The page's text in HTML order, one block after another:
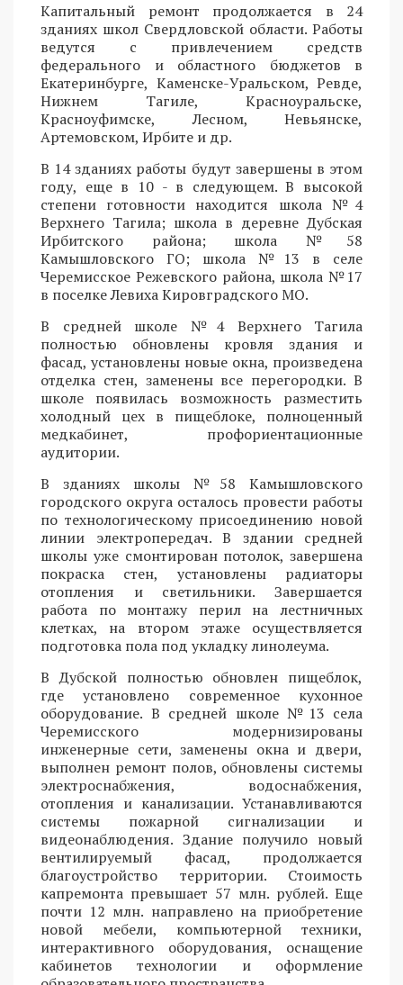
Капитальный ремонт продолжается в 24
зданиях школ Свердловской области. Работы
ведутся с привлечением средств
федерального и областного бюджетов в
Екатеринбурге, Каменске-Уральском, Ревде,
Нижнем Тагиле, Красноуральске,
Красноуфимске, Лесном, Невьянске,
Артемовском, Ирбите и др.
В 14 зданиях работы будут завершены в этом
году, еще в 10 - в следующем. В высокой
степени готовности находится школа №4
Верхнего Тагила; школа в деревне Дубская
Ирбитского района; школа №58
Камышловского ГО; школа №13 в селе
Черемисское Режевского района, школа №17
в поселке Левиха Кировградского МО.
В средней школе №4 Верхнего Тагила
полностью обновлены кровля здания и
фасад, установлены новые окна, произведена
отделка стен, заменены все перегородки. В
школе появилась возможность разместить
холодный цех в пищеблоке, полноценный
медкабинет, профориентационные
аудитории.
В зданиях школы №58 Камышловского
городского округа осталось провести работы
по технологическому присоединению новой
линии электропередач. В здании средней
школы уже смонтирован потолок, завершена
покраска стен, установлены радиаторы
отопления и светильники. Завершается
работа по монтажу перил на лестничных
клетках, на втором этаже осуществляется
подготовка пола под укладку линолеума.
В Дубской полностью обновлен пищеблок,
где установлено современное кухонное
оборудование. В средней школе №13 села
Черемисского модернизированы
инженерные сети, заменены окна и двери,
выполнен ремонт полов, обновлены системы
электроснабжения, водоснабжения,
отопления и канализации. Устанавливаются
системы пожарной сигнализации и
видеонаблюдения. Здание получило новый
вентилируемый фасад, продолжается
благоустройство территории. Стоимость
капремонта превышает 57 млн. рублей. Еще
почти 12 млн. направлено на приобретение
новой мебели, компьютерной техники,
интерактивного оборудования, оснащение
кабинетов технологии и оформление